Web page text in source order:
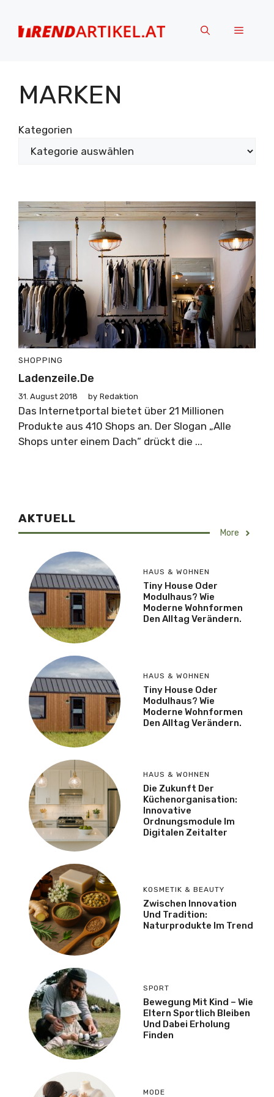
springen
Menü
MARKEN
Kategorien
SHOPPING
Ladenzeile.de
31. August 2018 by Redaktion
Das Internetportal bietet über 21 Millionen
Produkte aus 410 Shops an. Der Slogan „Alle
Shops unter einem Dach“ drückt die ...
AKTUELL
More
HAUS & WOHNEN
Tiny House Oder
Modulhaus? Wie
Moderne Wohnformen
Den Alltag Verändern.
HAUS & WOHNEN
Tiny House Oder
Modulhaus? Wie
Moderne Wohnformen
Den Alltag Verändern.
HAUS & WOHNEN
Die Zukunft Der
Küchenorganisation:
Innovative
Ordnungsmodule Im
Digitalen Zeitalter
KOSMETIK & BEAUTY
Zwischen Innovation
Und Tradition:
Naturprodukte Im Trend
SPORT
Bewegung Mit Kind – Wie
Eltern Sportlich Bleiben
Und Dabei Erholung
Finden
MODE